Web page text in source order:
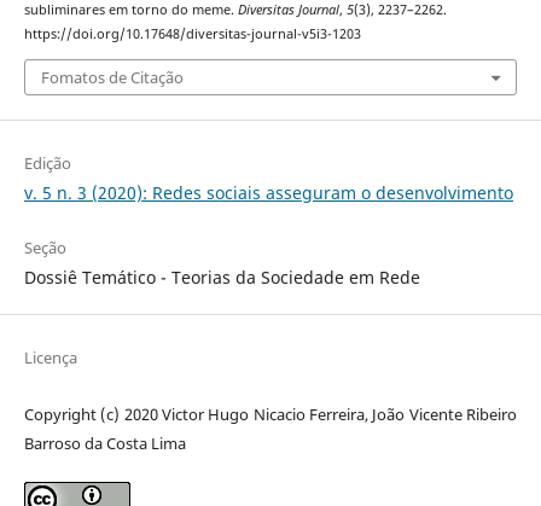
subliminares em torno do meme. Diversitas Journal, 5(3), 2237–2262.
https://doi.org/10.17648/diversitas-journal-v5i3-1203
Fomatos de Citação
Edição
v. 5 n. 3 (2020): Redes sociais asseguram o desenvolvimento
Seção
Dossiê Temático - Teorias da Sociedade em Rede
Licença
Copyright (c) 2020 Victor Hugo Nicacio Ferreira, João Vicente Ribeiro
Barroso da Costa Lima